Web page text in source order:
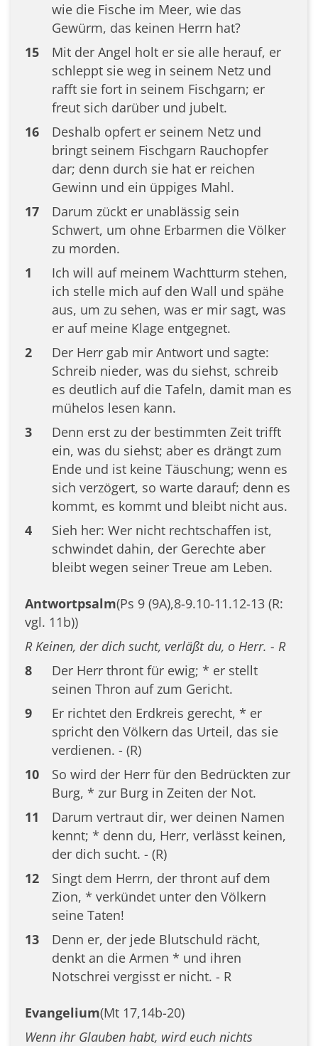
wie die Fische im Meer, wie das
Gewürm, das keinen Herrn hat?
15
Mit der Angel holt er sie alle herauf, er
schleppt sie weg in seinem Netz und
rafft sie fort in seinem Fischgarn; er
freut sich darüber und jubelt.
16
Deshalb opfert er seinem Netz und
bringt seinem Fischgarn Rauchopfer
dar; denn durch sie hat er reichen
Gewinn und ein üppiges Mahl.
17
Darum zückt er unablässig sein
Schwert, um ohne Erbarmen die Völker
zu morden.
1
Ich will auf meinem Wachtturm stehen,
ich stelle mich auf den Wall und spähe
aus, um zu sehen, was er mir sagt, was
er auf meine Klage entgegnet.
2
Der Herr gab mir Antwort und sagte:
Schreib nieder, was du siehst, schreib
es deutlich auf die Tafeln, damit man es
mühelos lesen kann.
3
Denn erst zu der bestimmten Zeit trifft
ein, was du siehst; aber es drängt zum
Ende und ist keine Täuschung; wenn es
sich verzögert, so warte darauf; denn es
kommt, es kommt und bleibt nicht aus.
4
Sieh her: Wer nicht rechtschaffen ist,
schwindet dahin, der Gerechte aber
bleibt wegen seiner Treue am Leben.
Antwortpsalm(Ps 9 (9A),8-9.10-11.12-13 (R:
vgl. 11b))
R Keinen, der dich sucht, verläßt du, o Herr. - R
8
Der Herr thront für ewig; * er stellt
seinen Thron auf zum Gericht.
9
Er richtet den Erdkreis gerecht, * er
spricht den Völkern das Urteil, das sie
verdienen. - (R)
10
So wird der Herr für den Bedrückten zur
Burg, * zur Burg in Zeiten der Not.
11
Darum vertraut dir, wer deinen Namen
kennt; * denn du, Herr, verlässt keinen,
der dich sucht. - (R)
12
Singt dem Herrn, der thront auf dem
Zion, * verkündet unter den Völkern
seine Taten!
13
Denn er, der jede Blutschuld rächt,
denkt an die Armen * und ihren
Notschrei vergisst er nicht. - R
Evangelium(Mt 17,14b-20)
Wenn ihr Glauben habt, wird euch nichts